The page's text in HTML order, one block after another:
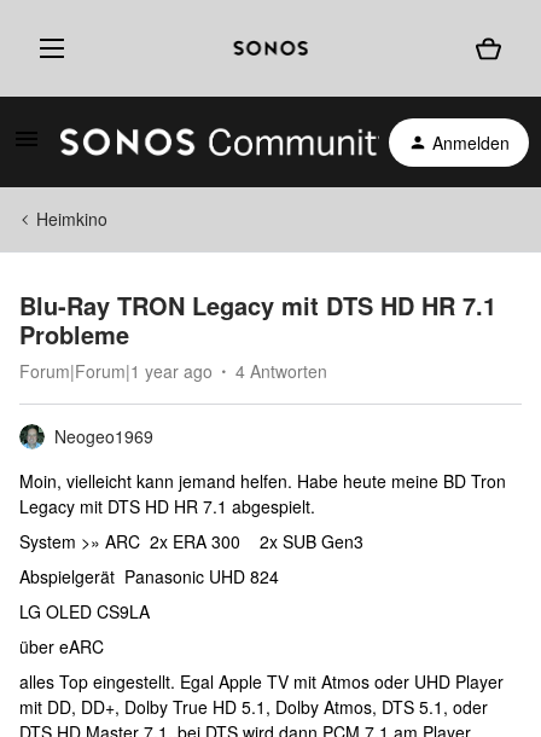
Anmelden
Heimkino
Blu-Ray TRON Legacy mit DTS HD HR 7.1
Probleme
Forum|Forum|1 year ago 4 Antworten
Neogeo1969
Moin, vielleicht kann jemand helfen. Habe heute meine BD Tron
Legacy mit DTS HD HR 7.1 abgespielt.
System >» ARC 2x ERA 300 2x SUB Gen3
Abspielgerät Panasonic UHD 824
LG OLED CS9LA
über eARC
alles Top eingestellt. Egal Apple TV mit Atmos oder UHD Player
mit DD, DD+, Dolby True HD 5.1, Dolby Atmos, DTS 5.1, oder
DTS HD Master 7.1..bei DTS wird dann PCM 7.1 am Player